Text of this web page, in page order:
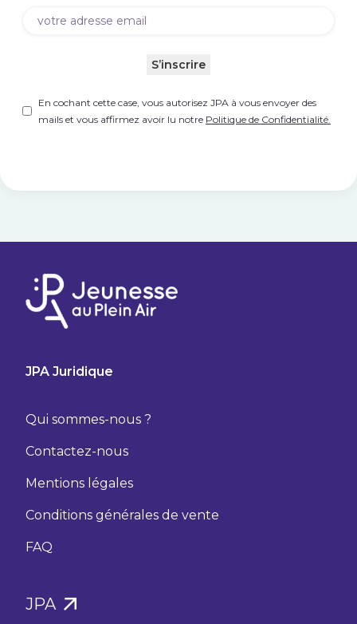
Untitled(Nécessaire)
En cochant cette case, vous autorisez JPA à vous envoyer des
mails et vous affirmez avoir lu notre Politique de Confidentialité.
Email(Nécessaire)
S’inscrire
JPA Juridique
Qui sommes-nous ?
Contactez-nous
Mentions légales
Conditions générales de vente
FAQ
JPA